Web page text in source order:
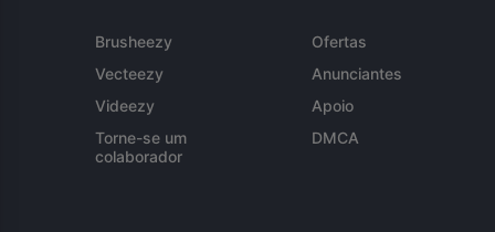
Brusheezy
Vecteezy
Videezy
Torne-se um
colaborador
Ofertas
Anunciantes
Apoio
DMCA